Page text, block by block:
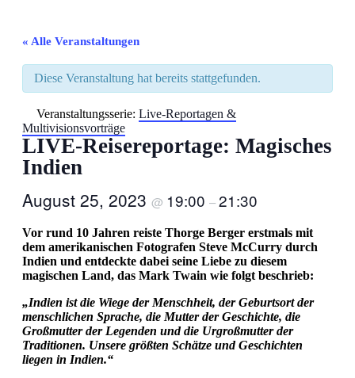
« Alle Veranstaltungen
Diese Veranstaltung hat bereits stattgefunden.
Veranstaltungsserie: Live-Reportagen &
Multivisionsvorträge
LIVE-Reisereportage: Magisches
Indien
August 25, 2023 @ 19:00 –21:30
Vor rund 10 Jahren reiste Thorge Berger erstmals mit
dem amerikanischen Fotografen Steve McCurry durch
Indien und entdeckte dabei seine Liebe zu diesem
magischen Land, das Mark Twain wie folgt beschrieb:
„Indien ist die Wiege der Menschheit, der Geburtsort der
menschlichen Sprache, die Mutter der Geschichte, die
Großmutter der Legenden und die Urgroßmutter der
Traditionen. Unsere größten Schätze und Geschichten
liegen in Indien.“